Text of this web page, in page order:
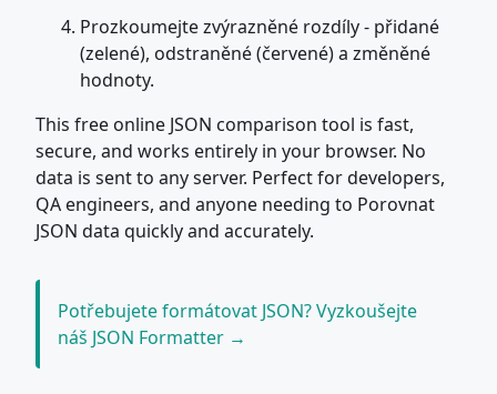
Prozkoumejte zvýrazněné rozdíly - přidané
(zelené), odstraněné (červené) a změněné
hodnoty.
This free online JSON comparison tool is fast,
secure, and works entirely in your browser. No
data is sent to any server. Perfect for developers,
QA engineers, and anyone needing to Porovnat
JSON data quickly and accurately.
Potřebujete formátovat JSON? Vyzkoušejte
náš JSON Formatter →